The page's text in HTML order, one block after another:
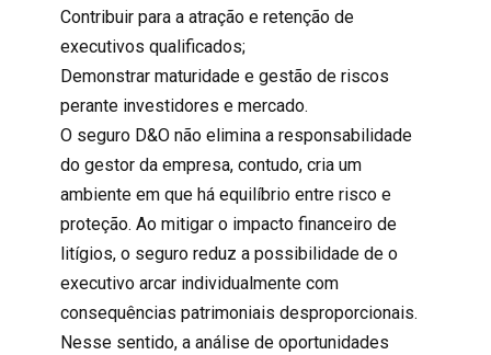
Contribuir para a atração e retenção de
executivos qualificados;
Demonstrar maturidade e gestão de riscos
perante investidores e mercado.
O seguro D&Onão elimina a responsabilidade
do gestor da empresa, contudo, cria um
ambiente em que há equilíbrio entre risco e
proteção. Ao mitigar o impacto financeiro de
litígios, o seguro reduz a possibilidade de o
executivo arcar individualmente com
consequências patrimoniais desproporcionais.
Nesse sentido, a análise de oportunidades